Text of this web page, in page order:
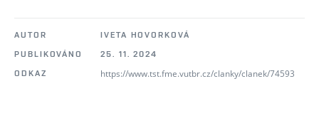
AUTOR
IVETA HOVORKOVÁ
PUBLIKOVÁNO
25. 11. 2024
ODKAZ
https://www.tst.fme.vutbr.cz/clanky/clanek/74593